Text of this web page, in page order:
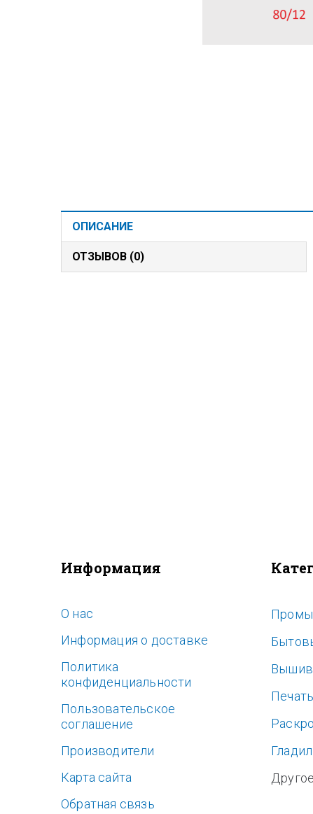
ОПИСАНИЕ
ОТЗЫВОВ (0)
Информация
O нас
Информация о доставке
Политика
конфиденциальности
Пользовательское
соглашение
Производители
Карта сайта
Обратная связь
Печать
Другое